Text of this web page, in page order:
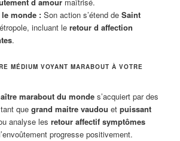
monde :Son action s’étend de Saint
incluant le retour d affection
.
MÉDIUM VOYANT MARABOUT À VOTRE
marabout du monde s’acquiert par des
quegrand maitre vaudou etpuissant
analyse lesretour affectif symptômes
progresse positivement.